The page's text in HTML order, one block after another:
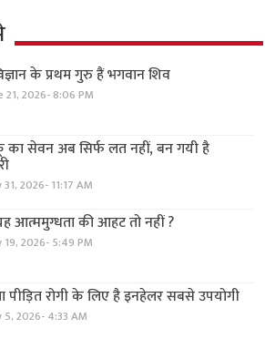
के प्रथम गुरु हैं भगवान शिव
21, 2026- 8:06 PM
का सेवन अब सिर्फ लत नहीं, बन गयी है
2026- 11:17 AM
आत्ममुग्धता की आहट तो नहीं ?
19, 2026- 5:49 PM
पीड़ित रोगी के लिए है इनहेलर सबसे उपयोगी
5, 2026- 4:33 AM